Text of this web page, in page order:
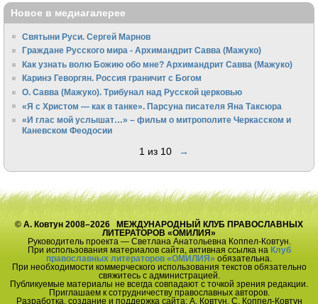
Новое в медиагалерее
Святыни Руси. Сергей Марнов
Граждане Русского мира - Архимандрит Савва (Мажуко)
Как узнать волю Божию обо мне? Архимандрит Савва (Мажуко)
Каринэ Геворгян. Россия граничит с Богом
О. Савва (Мажуко). Трибунал над Русской церковью
«Я с Христом — как в танке». Парсуна писателя Яна Таксюра
«И глас мой услышат…» – фильм о митрополите Черкасском и
Каневском Феодосии
1 из 10 →
© А. Ковтун 2008–2026 МЕЖДУНАРОДНЫЙ КЛУБ ПРАВОСЛАВНЫХ
ЛИТЕРАТОРОВ «ОМИЛИЯ»
Руководитель проекта — Светлана Анатольевна Коппел-Ковтун.
При использования материалов сайта, активная ссылка на Клуб
православных литераторов «ОМИЛИЯ» обязательна.
При необходимости коммерческого использования текстов обязательно
свяжитесь с администрацией.
Публикуемые материалы не всегда совпадают с точкой зрения редакции.
Приглашаем к сотрудничеству православных авторов.
Разработка, создание и поддержка сайта: А. Ковтун, С. Коппел-Ковтун